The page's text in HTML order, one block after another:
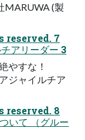
MARUWA (製
7
アリーダー 3
やすな！
ジャイルチア
8
いて （グルー